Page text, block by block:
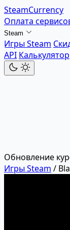
SteamCurrency
Оплата
Steam
Игры Steam
API Калькулятор
Обновление
Игры Steam /